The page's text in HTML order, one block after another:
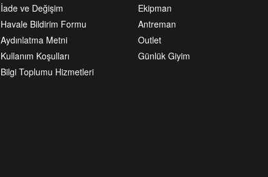
İade ve Değişim
Havale Bildirim Formu
Aydınlatma Metni
Kullanım Koşulları
Bilgi Toplumu Hizmetleri
Ekipman
Antreman
Outlet
Günlük Giyim